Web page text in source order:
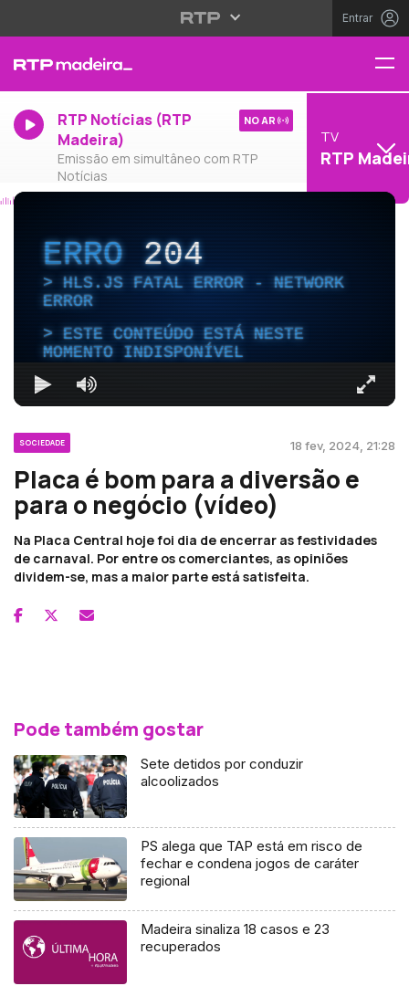
Entrar
RTP Notícias (RTP
Madeira)
Emissão em simultâneo com RTP
Notícias
NO AR
TV
RTP
ERRO204
HLS.JS FATAL ERROR - NETWORK
ERROR
ESTE CONTEÚDO ESTÁ NESTE
MOMENTO INDISPONÍVEL
SOCIEDADE 18 fev, 2024, 21:28
Placa é bom para a diversão e
para o negócio (vídeo)
Na Placa Central hoje foi dia de encerrar as festividades
de carnaval. Por entre os comerciantes, as opiniões
dividem-se, mas a maior parte está satisfeita.
Pode também gostar
Sete detidos por conduzir
alcoolizados
PS alega que TAP está em risco de
fechar e condena jogos de caráter
regional
Madeira sinaliza 18 casos e 23
recuperados